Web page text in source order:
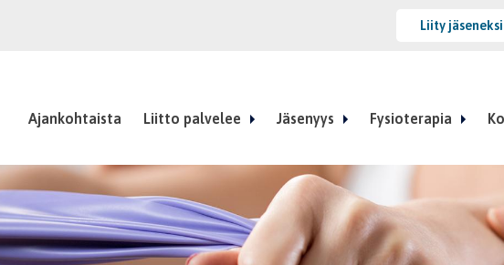
Liity
Ajankohtaista Liitto palvelee Jäsenyys Fysioterapia